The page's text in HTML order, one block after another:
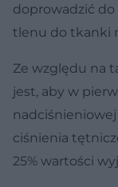
doprowadzić
tlenu do tkanki
Ze względu na
jest, aby w
ciśnienia
25% wartości